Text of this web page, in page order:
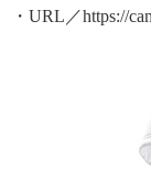
・URL／https://